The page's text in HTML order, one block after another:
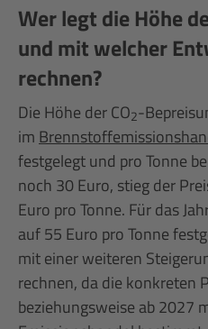
Wer legt die Höhe
und mit welcher
rechnen?
Die Höhe der CO2-
im
festgelegt und pro Tonne
noch 30 Euro, stieg der
Euro pro Tonne. Für das
auf 55 Euro pro Tonne
mit einer weiteren
rechnen, da die konkreten
beziehungsweise ab 2027